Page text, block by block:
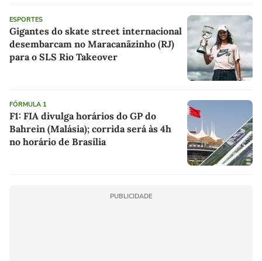
ESPORTES
Gigantes do skate street internacional
desembarcam no Maracanãzinho (RJ)
para o SLS Rio Takeover
FÓRMULA 1
F1: FIA divulga horários do GP do
Bahrein (Malásia); corrida será às 4h
no horário de Brasília
PUBLICIDADE